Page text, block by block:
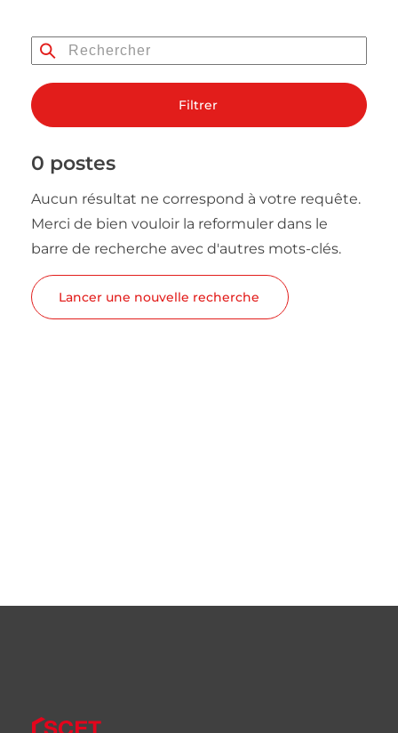
Filtrer
0 postes
Aucun résultat ne correspond à votre requête.
Merci de bien vouloir la reformuler dans le
barre de recherche avec d'autres mots-clés.
Lancer une nouvelle recherche